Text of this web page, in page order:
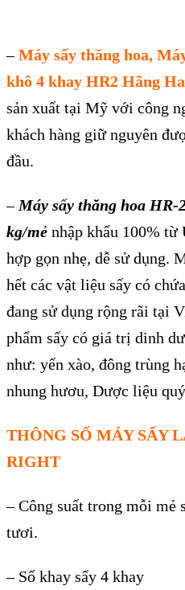
–Máy sấy thăng hoa,
khô 4 khay HR2 Hãng
sản xuất tại Mỹ với công
khách hàng giữ nguyên đư
đầu.
– Máy sấy thăng hoa HR-
kg/mẻ nhập khẩu 100%
hợp gọn nhẹ, dễ sử dụng.
hết các vật liệu sấy có ch
đang sử dụng rộng rãi tại
phẩm sấy có giá trị dinh
như: yến xào, đông trùng h
nhung hươu, Dược liệu quý
THÔNG SỐ MÁY SẤY
RIGHT
– Công suất trong mỗi mẻ
tươi.
– Số khay sấy 4 khay